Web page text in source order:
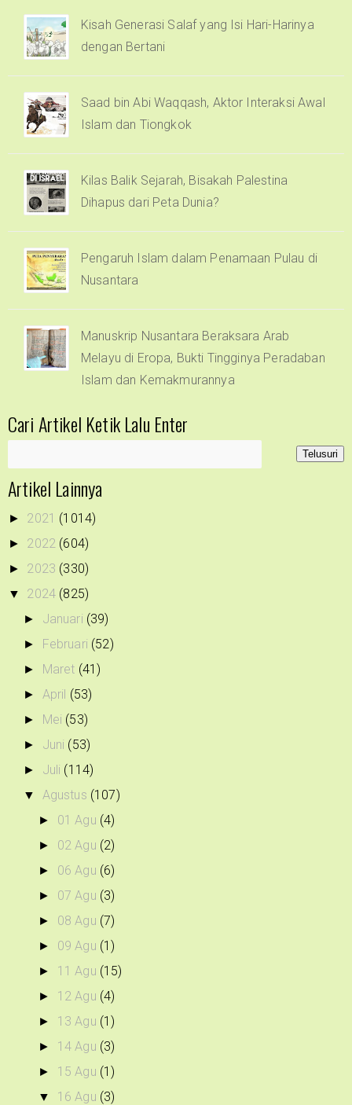
Kisah Generasi Salaf yang Isi Hari-Harinya
dengan Bertani
Saad bin Abi Waqqash, Aktor Interaksi Awal
Islam dan Tiongkok
Kilas Balik Sejarah, Bisakah Palestina
Dihapus dari Peta Dunia?
Pengaruh Islam dalam Penamaan Pulau di
Nusantara
Manuskrip Nusantara Beraksara Arab
Melayu di Eropa, Bukti Tingginya Peradaban
Islam dan Kemakmurannya
Cari Artikel Ketik Lalu Enter
Artikel Lainnya
► 2021 (1014)
► 2022 (604)
► 2023 (330)
▼ 2024 (825)
► Januari (39)
► Februari (52)
► Maret (41)
► April (53)
► Mei (53)
► Juni (53)
► Juli (114)
▼ Agustus (107)
► 01 Agu (4)
► 02 Agu (2)
► 06 Agu (6)
► 07 Agu (3)
► 08 Agu (7)
► 09 Agu (1)
► 11 Agu (15)
► 12 Agu (4)
► 13 Agu (1)
► 14 Agu (3)
► 15 Agu (1)
▼ 16 Agu (3)